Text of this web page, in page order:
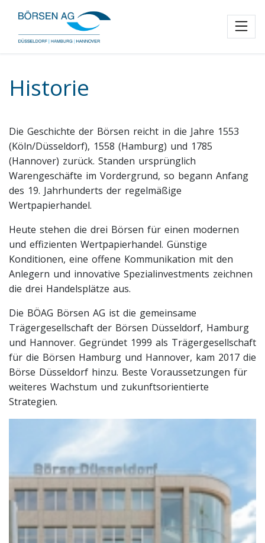
Historie
Die Geschichte der Börsen reicht in die Jahre 1553
(Köln/Düsseldorf), 1558 (Hamburg) und 1785
(Hannover) zurück. Standen ursprünglich
Warengeschäfte im Vordergrund, so begann Anfang
des 19. Jahrhunderts der regelmäßige
Wertpapierhandel.
Heute stehen die drei Börsen für einen modernen
und effizienten Wertpapierhandel. Günstige
Konditionen, eine offene Kommunikation mit den
Anlegern und innovative Spezialinvestments zeichnen
die drei Handelsplätze aus.
Die BÖAG Börsen AG ist die gemeinsame
Trägergesellschaft der Börsen Düsseldorf, Hamburg
und Hannover. Gegründet 1999 als Trägergesellschaft
für die Börsen Hamburg und Hannover, kam 2017 die
Börse Düsseldorf hinzu. Beste Voraussetzungen für
weiteres Wachstum und zukunftsorientierte
Strategien.